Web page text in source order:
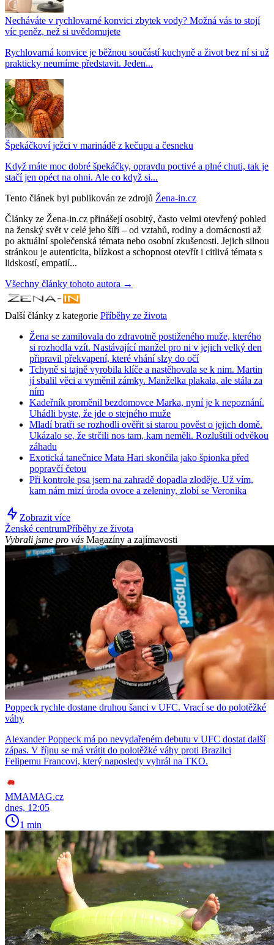
Necháváte v rychlovarné konvici zbytek vody? Možná vás to stojí
víc peněz, než si uvědomujete
Rychlovarná konvice je běžnou součástí kuchyně a život bez ní si už
prakticky neumíme představit. Jeden...
Špekáčkoví ježci v marinádě z kečupu a česneku
Když máte moc dobré špekáčky, opravdu poctivé a plné chuti, tak je
stačí jen opéct na ohni. Ale co když si...
Tento článek byl publikován ze zdrojů Žena-in.cz
Články ze Žena-in.cz přinášejí osobitý, často velmi otevřený pohled
na ženský svět v celé jeho šíři – od vztahů, rodiny a domácnosti až
po aktuální společenská témata nebo osobní zkušenosti. Jejich silnou
stránkou je autenticita, blízkost a schopnost otevřít i citlivá témata s
lidskostí, empatií...
Všechny články tohoto autora →
Další články z kategorie Příběhy ze života
Žena se zamilovala do zdravotně postiženého muže, kterého
si rozhodla vzít. Nastávající manžel pro ni v jejich velký den
připravil překvapení, které vhání slzy do očí
Tchyně si tajně vyrobila klíče a nastěhovala se k nim. Martin
jí sbalil věci a vyměnil zámky. Manželka plakala, ale stála za
ním
Kadeřník proměnil bezdomovce Marka, nyní je k nepoznání.
Uhádli byste, že jde o stejného muže
Mladí bratři se rozhodli ověřit si starou pověst o jejich domě.
Ukázalo se, že strčili nos tam, kam neměli. Rozluštili odvěkou
záhadu
Exotická tanečnice Mata Hari skončila jako špionka před
popravčí četou
Při kontrole psa jsem na zahradě dopadla zloděje. Už vím,
kam nám mizí úroda ovoce a zeleniny, zlobí se Veronika
Zobrazit více
Ženské centrumPříběhy ze života
Vybrali jsme pro vás Magazíny a zajímavosti
Poppeck rychle dostane druhou šanci v UFC. Vrací se do polotěžké
váhy
Alexander Poppeck má po nevydařeném debutu v UFC dostat další
zápas. V říjnu se má vrátit do polotěžké váhy proti Brazilci
Felipemu Francovi, který naposledy vyhrál na TKO.
MMAMAG.cz
dnes, 12:05
1 min